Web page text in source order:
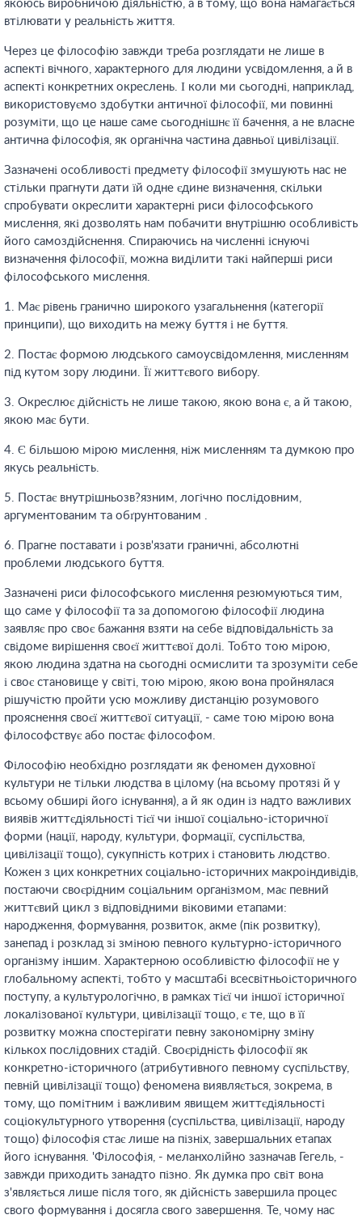
якоюсь виробничою діяльністю, а в тому, що вона намагається
втілювати у реальність життя.
Через це філософію завжди треба розглядати не лише в
аспекті вічного, характерного для людини усвідомлення, а й в
аспекті конкретних окреслень. І коли ми сьогодні, наприклад,
використовуємо здобутки античної філософії, ми повинні
розуміти, що це наше саме сьогоднішнє її бачення, а не власне
антична філософія, як органічна частина давньої цивілізації.
Зазначені особливості предмету філософії змушують нас не
стільки прагнути дати їй одне єдине визначення, скільки
спробувати окреслити характерні риси філософського
мислення, які дозволять нам побачити внутрішню особливість
його самоздійснення. Спираючись на численні існуючі
визначення філософії, можна виділити такі найперші риси
філософського мислення.
1. Має рівень гранично широкого узагальнення (категорії
принципи), що виходить на межу буття і не буття.
2. Постає формою людського самоусвідомлення, мисленням
під кутом зору людини. Її життєвого вибору.
3. Окреслює дійсність не лише такою, якою вона є, а й такою,
якою має бути.
4. Є більшою мірою мислення, ніж мисленням та думкою про
якусь реальність.
5. Постає внутрішньозв?язним, логічно послідовним,
аргументованим та обґрунтованим .
6. Прагне поставати і розв'язати граничні, абсолютні
проблеми людського буття.
Зазначені риси філософського мислення резюмуються тим,
що саме у філософії та за допомогою філософії людина
заявляє про своє бажання взяти на себе відповідальність за
свідоме вирішення своєї життєвої долі. Тобто тою мірою,
якою людина здатна на сьогодні осмислити та зрозуміти себе
і своє становище у світі, тою мірою, якою вона пройнялася
рішучістю пройти усю можливу дистанцію розумового
прояснення своєї життєвої ситуації, - саме тою мірою вона
філософствує або постає філософом.
Філософію необхідно розглядати як феномен духовної
культури не тільки людства в цілому (на всьому протязі й у
всьому обширі його існування), а й як один із надто важливих
виявів життєдіяльності тієї чи іншої соціально-історичної
форми (нації, народу, культури, формації, суспільства,
цивілізації тощо), сукупність котрих і становить людство.
Кожен з цих конкретних соціально-історичних макроіндивідів,
постаючи своєрідним соціальним організмом, має певний
життєвий цикл з відповідними віковими етапами:
народження, формування, розвиток, акме (пік розвитку),
занепад і розклад зі зміною певного культурно-історичного
організму іншим. Характерною особливістю філософії не у
глобальному аспекті, тобто у масштабі всесвітньоісторичного
поступу, а культурологічно, в рамках тієї чи іншої історичної
локалізованої культури, цивілізації тощо, є те, що в її
розвитку можна спостерігати певну закономірну зміну
кількох послідовних стадій. Своєрідність філософії як
конкретно-історичного (атрибутивного певному суспільству,
певній цивілізації тощо) феномена виявляється, зокрема, в
тому, що помітним і важливим явищем життєдіяльності
соціокультурного утворення (суспільства, цивілізації, народу
тощо) філософія стає лише на пізніх, завершальних етапах
його існування. 'Філософія, - меланхолійно зазначав Гегель, -
завжди приходить занадто пізно. Як думка про світ вона
з'являється лише після того, як дійсність завершила процес
свого формування і досягла свого завершення. Те, чому нас